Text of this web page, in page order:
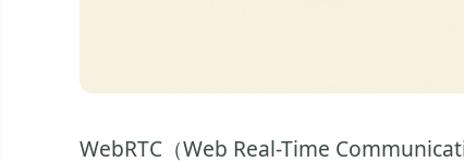
WebRTC（Web Real-Time